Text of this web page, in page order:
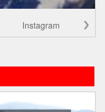
Instagram